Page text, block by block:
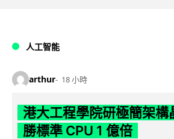
人工智能
arthur 18 小時
港大工程學院研極簡架構
勝標準 CPU 1 億倍